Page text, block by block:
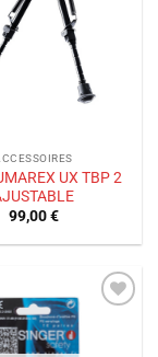
UX TBP 2
99,00€